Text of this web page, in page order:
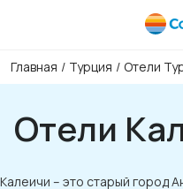
Главная / Турция / Отели
Отели
Калеичи – это старый город